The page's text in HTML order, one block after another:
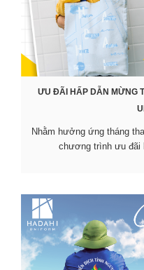
ƯU ĐÃI HẤP DẪN MỪNG
Nhằm hưởng ứng tháng
chương trình ưu đãi